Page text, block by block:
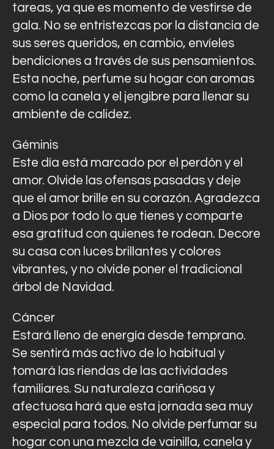
tareas, ya que es momento de vestirse de
gala. No se entristezcas por la distancia de
sus seres queridos, en cambio, envíeles
bendiciones a través de sus pensamientos.
Esta noche, perfume su hogar con aromas
como la canela y el jengibre para llenar su
ambiente de calidez.
Géminis
Este día está marcado por el perdón y el
amor. Olvide las ofensas pasadas y deje
que el amor brille en su corazón. Agradezca
a Dios por todo lo que tienes y comparte
esa gratitud con quienes te rodean. Decore
su casa con luces brillantes y colores
vibrantes, y no olvide poner el tradicional
árbol de Navidad.
Cáncer
Estará lleno de energía desde temprano.
Se sentirá más activo de lo habitual y
tomará las riendas de las actividades
familiares. Su naturaleza cariñosa y
afectuosa hará que esta jornada sea muy
especial para todos. No olvide perfumar su
hogar con una mezcla de vainilla, canela y